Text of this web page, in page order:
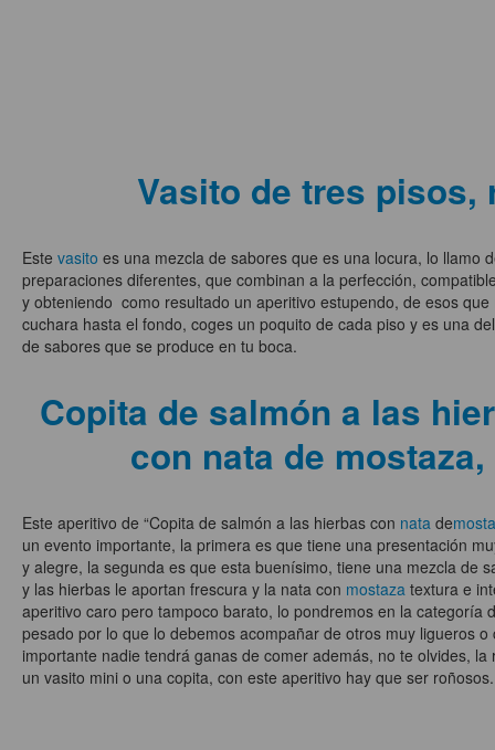
Vasito de tres pisos,
Este vasito es una mezcla de sabores que es una locura, lo llamo
preparaciones diferentes, que combinan a la perfección,
y obteniendo como resultado un aperitivo estupendo, de esos
cuchara hasta el fondo, coges un poquito de cada piso y es una
de sabores que se produce en tu boca.
Copita de salmón a las
con nata de
Este aperitivo de “Copita de salmón a las hierbas con nata de
un evento importante, la primera es que tiene una presentación
y alegre, la segunda es que esta buenísimo, tiene una mezcla de
y las hierbas le aportan frescura y la nata con mostaza textura e
aperitivo caro pero tampoco barato, lo pondremos en la categoría
pesado por lo que lo debemos acompañar de otros muy ligueros o
importante nadie tendrá ganas de comer además, no te olvides,
un vasito mini o una copita, con este aperitivo hay que ser roñosos.